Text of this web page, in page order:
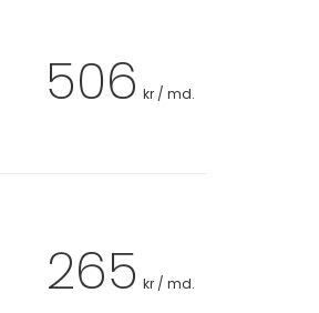
506 kr / md.
265 kr / md.